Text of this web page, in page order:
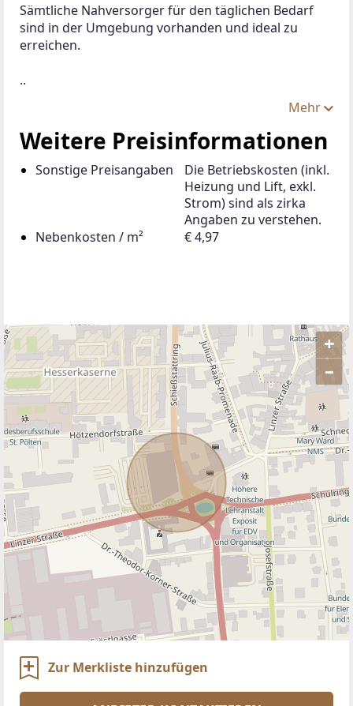
Sämtliche Nahversorger für den täglichen Bedarf
sind in der Umgebung vorhanden und ideal zu
erreichen.
..
Mehr
Weitere Preisinformationen
Sonstige Preisangaben
Die Betriebskosten (inkl.
Heizung und Lift, exkl.
Strom) sind als zirka
Angaben zu verstehen.
Nebenkosten / m²
€ 4,97
+
–
ANBIETER KONTAKTIEREN
Zur Merkliste hinzufügen